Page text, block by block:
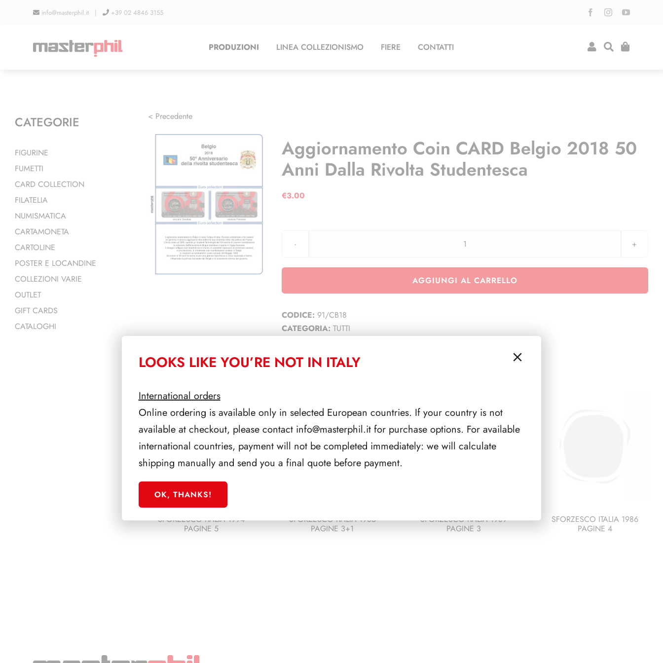
info@masterphil.it | +39 02 4846 3155
PRODUZIONI LINEA COLLEZIONISMO FIERE CONTATTI
< Precedente
Aggiornamento Coin CARD Belgio 2018 50
Anni Dalla Rivolta Studentesca
€3.00
aggiornamento
CARD
AGGIUNGI AL CARRELLO
CODICE: 91/CB18
CATEGORIA: TUTTI
SFORZESCO ITALIA 1994
PAGINE 5
SFORZESCO ITALIA 1985
PAGINE 3+1
SFORZESCO ITALIA 1989
PAGINE 3
SFORZESCO ITALIA 1986
PAGINE 4
CATEGORIE
FIGURINE
FUMETTI
CARD COLLECTION
FILATELIA
NUMISMATICA
CARTAMONETA
CARTOLINE
POSTER E LOCANDINE
COLLEZIONI VARIE
OUTLET
GIFT CARDS
CATALOGHI
LOOKS LIKE YOU’RE NOT IN ITALY
International orders
Online ordering is available only in selected European countries. If your country is not
available at checkout, please contact info@masterphil.itfor purchase options. For available
international countries, payment will not be completed immediately: we will calculate
shipping manually and send you a final quote before payment.
OK, THANKS!